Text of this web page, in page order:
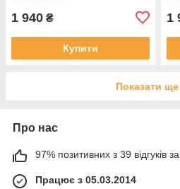
1 940 ₴
Купити
1
Показати ще
Про нас
97% позитивних з 39 відгуків за
Працює з 05.03.2014